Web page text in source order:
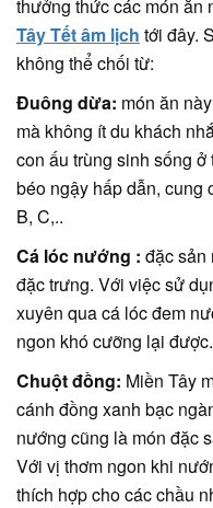
thưởng thức các món ăn
Tây Tết âm lịch tới đây.
không thể chối từ:
Đuông dừa: món ăn
mà không ít du khách
con ấu trùng sinh sống
béo ngậy hấp dẫn, cung
B, C,..
Cá lóc nướng : đặc sản
đặc trưng. Với việc sử
xuyên qua cá lóc đem
ngon khó cưỡng lại được.
Chuột đồng: Miền Tây
cánh đồng xanh bạc
nướng cũng là món đặc
Với vị thơm ngon khi
thích hợp cho các chầu